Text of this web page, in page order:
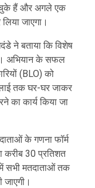
चुके हैं और अगले एक
जाएगा।
ने बताया कि विशेष
अभियान के सफल
(BLO) को
तक घर-घर जाकर
का कार्य किया जा
के गणना फॉर्म
30 प्रतिशत
सभी मतदाताओं तक